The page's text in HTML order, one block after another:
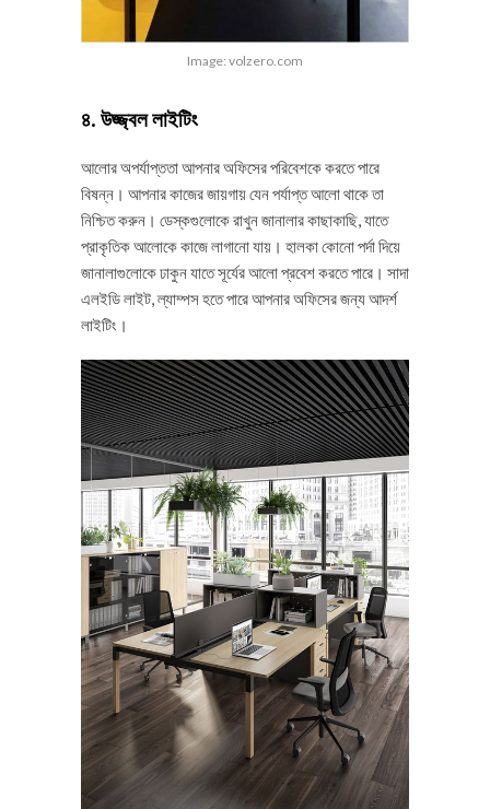
Image: volzero.com
৪. উজ্জ্বল লাইটিং
আলোর অপর্যাপ্ততা আপনার অফিসের পরিবেশকে করতে পারে
বিষন্ন। আপনার কাজের জায়গায় যেন পর্যাপ্ত আলো থাকে তা
নিশ্চিত করুন। ডেস্কগুলোকে রাখুন জানালার কাছাকাছি, যাতে
প্রাকৃতিক আলোকে কাজে লাগানো যায়। হালকা কোনো পর্দা দিয়ে
জানালাগুলোকে ঢাকুন যাতে সূর্যের আলো প্রবেশ করতে পারে। সাদা
এলইডি লাইট, ল্যাম্পস হতে পারে আপনার অফিসের জন্য আদর্শ
লাইটিং।